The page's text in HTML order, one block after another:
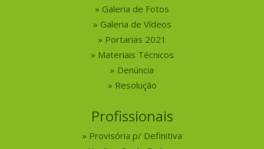
Galeria de Fotos
Galeria de Vídeos
Portarias 2021
Materiais Técnicos
Denúncia
Resolução
Profissionais
Provisória p/ Definitiva